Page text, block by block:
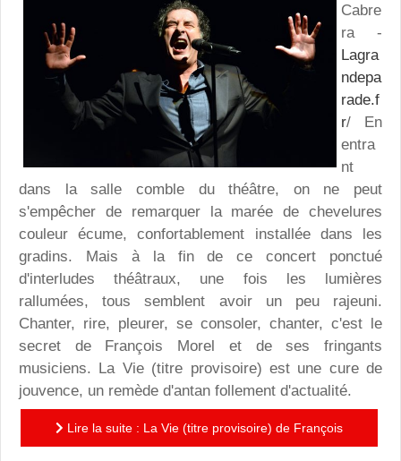
Cabre
ra -
Lagra
ndepa
rade.f
r/ En
entra
nt
dans la salle comble du théâtre, on ne peut
s'empêcher de remarquer la marée de chevelures
couleur écume, confortablement installée dans les
gradins. Mais à la fin de ce concert ponctué
d'interludes théâtraux, une fois les lumières
rallumées, tous semblent avoir un peu rajeuni.
Chanter, rire, pleurer, se consoler, chanter, c'est le
secret de François Morel et de ses fringants
musiciens. La Vie (titre provisoire) est une cure de
jouvence, un remède d'antan follement d'actualité.
Lire la suite : La Vie (titre provisoire) de François